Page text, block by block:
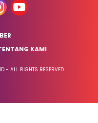
KAMI
- ALL RIGHTS RESERVED